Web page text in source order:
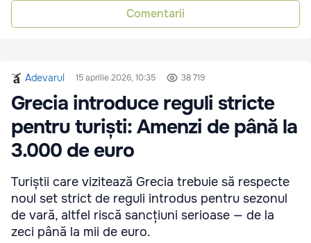
Comentarii
Adevarul 15 aprilie 2026, 10:35 38 719
Grecia introduce reguli stricte
pentru turiști: Amenzi de până la
3.000 de euro
Turiștii care vizitează Grecia trebuie să respecte
noul set strict de reguli introdus pentru sezonul
de vară, altfel riscă sancțiuni serioase — de la
zeci până la mii de euro.